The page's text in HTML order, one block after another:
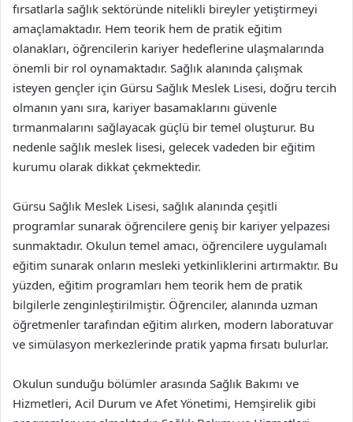
fırsatlarla sağlık sektöründe nitelikli bireyler yetiştirmeyi
amaçlamaktadır. Hem teorik hem de pratik eğitim
olanakları, öğrencilerin kariyer hedeflerine ulaşmalarında
önemli bir rol oynamaktadır. Sağlık alanında çalışmak
isteyen gençler için Gürsu Sağlık Meslek Lisesi, doğru tercih
olmanın yanı sıra, kariyer basamaklarını güvenle
tırmanmalarını sağlayacak güçlü bir temel oluşturur. Bu
nedenle sağlık meslek lisesi, gelecek vadeden bir eğitim
kurumu olarak dikkat çekmektedir.
Gürsu Sağlık Meslek Lisesi, sağlık alanında çeşitli
programlar sunarak öğrencilere geniş bir kariyer yelpazesi
sunmaktadır. Okulun temel amacı, öğrencilere uygulamalı
eğitim sunarak onların mesleki yetkinliklerini artırmaktır. Bu
yüzden, eğitim programları hem teorik hem de pratik
bilgilerle zenginleştirilmiştir. Öğrenciler, alanında uzman
öğretmenler tarafından eğitim alırken, modern laboratuvar
ve simülasyon merkezlerinde pratik yapma fırsatı bulurlar.
Okulun sunduğu bölümler arasında Sağlık Bakımı ve
Hizmetleri, Acil Durum ve Afet Yönetimi, Hemşirelik gibi